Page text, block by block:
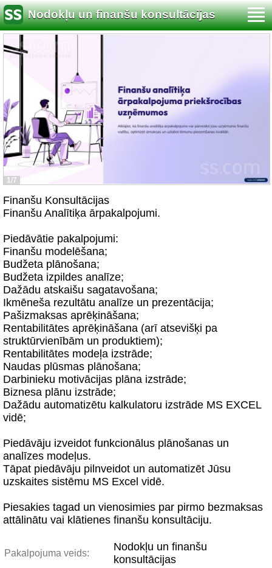
Nodokļu un finanšu konsultācijas
1/7
Finanšu Konsultācijas
Finanšu Analītiķa ārpakalpojumi.
Piedāvātie pakalpojumi:
Finanšu modelēšana;
Budžeta plānošana;
Budžeta izpildes analīze;
Dažādu atskaišu sagatavošana;
Ikmēneša rezultātu analīze un prezentācija;
Pašizmaksas aprēķināšana;
Rentabilitātes aprēķināšana (arī atsevišķi pa
struktūrvienībām un produktiem);
Rentabilitātes modeļa izstrāde;
Naudas plūsmas plānošana;
Darbinieku motivācijas plāna izstrāde;
Biznesa plānu izstrāde;
Dažādu automatizētu kalkulatoru izstrāde MS EXCEL
vidē;
Piedāvāju izveidot funkcionālus plānošanas un
analīzes modeļus.
Tāpat piedāvāju pilnveidot un automatizēt Jūsu
uzskaites sistēmu MS Excel vidē.
Piesakies tagad un vienosimies par pirmo bezmaksas
attālinātu vai klātienes finanšu konsultāciju.
Pakalpojuma veids:
Nodokļu un finanšu
konsultācijas